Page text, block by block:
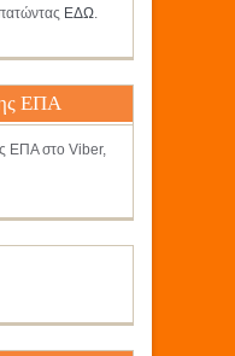
ΕΔΩ.
ΕΠΑ
ΕΠΑ στο Viber,